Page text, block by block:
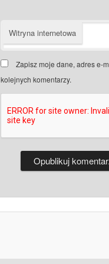
Witryna internetowa
Zapisz moje dane, adres e-
kolejnych komentarzy.